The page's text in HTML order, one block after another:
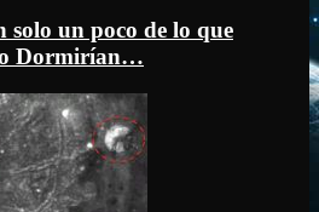
solo un poco de lo que
Dormirían…